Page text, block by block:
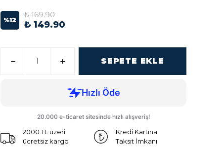
%12
₺ 169.90
₺ 149.90
SEPETE EKLE
2000 TL üzeri
ücretsiz kargo
Kredi Kartına
Taksit İmkanı